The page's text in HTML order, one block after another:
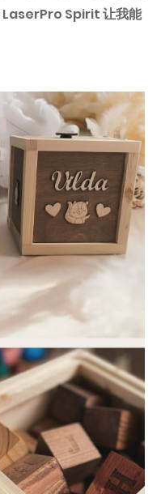
LaserPro Spirit 让我能